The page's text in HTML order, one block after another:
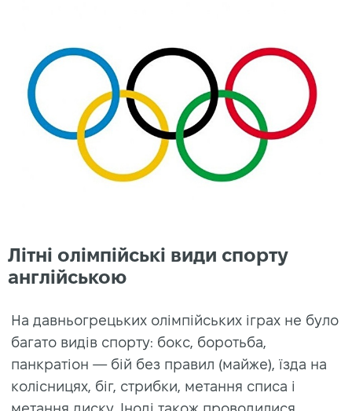
Літні олімпійські види спорту
англійською
На давньогрецьких олімпійських іграх не було
багато видів спорту: бокс, боротьба,
панкратіон — бій без правил (майже), їзда на
колісницях, біг, стрибки, метання списа і